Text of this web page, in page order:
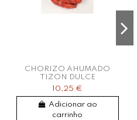
CHORIZO AHUMADO
TIZON DULCE
10,25 €
Adicionar ao
carrinho